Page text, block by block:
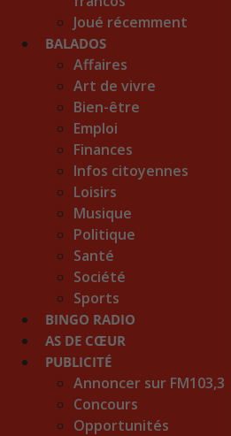
Joué récemment
BALADOS
Affaires
Art de vivre
Bien-être
Emploi
Finances
Infos citoyennes
Loisirs
Musique
Politique
Santé
Société
Sports
BINGO RADIO
AS DE CŒUR
PUBLICITÉ
Annoncer sur FM103,3
Concours
Opportunités